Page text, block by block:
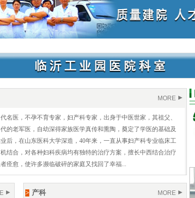
MORE
名医，不孕不育专家，妇产科专家，出身于中医世家，其祖父、
的老军医，自幼深得家族医学真传和熏陶，奠定了学医的基础及
后，在山东医科大学深造，40年来，一直从事妇产科专业临床工
结合，对各种妇科疾病均有独特的治疗方案，擅长中西结合治疗
痊愈，使许多濒临破碎的家庭又找回了幸福...
> 产科 MORE